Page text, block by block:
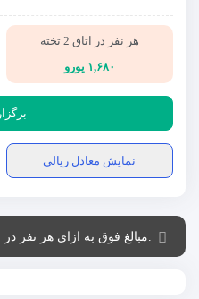
هر نفر در اتاق 2 تخته
۱,۶۸۰ یورو
نمایش معادل ریالی
.مبالغ فوق به ازای هر نفر